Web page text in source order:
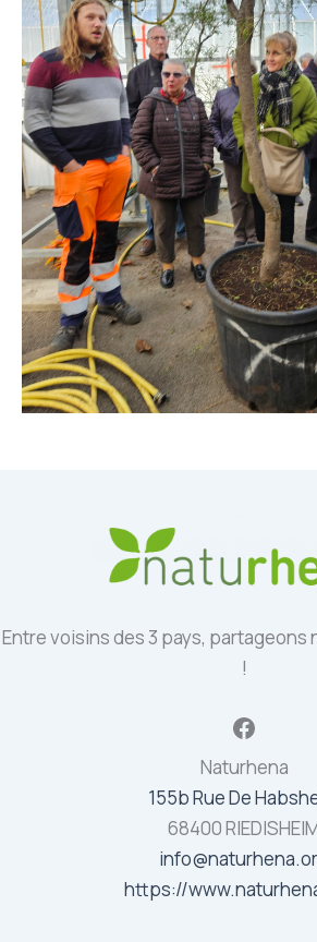
Entre voisins des 3 pays, partageons
!
Naturhena
155b Rue De
68400
https://